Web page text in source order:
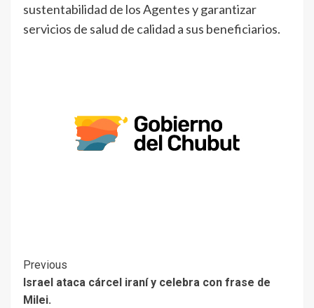
sustentabilidad de los Agentes y garantizar
servicios de salud de calidad a sus beneficiarios.
Previous
Israel ataca cárcel iraní y celebra con frase de
Milei.